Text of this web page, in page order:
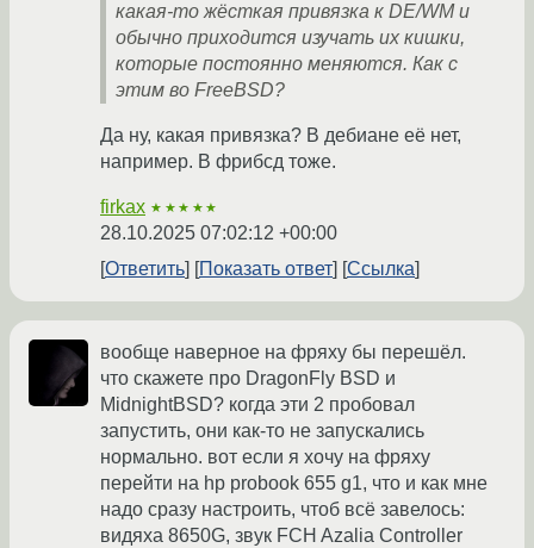
какая-то жёсткая привязка к DE/WM и
обычно приходится изучать их кишки,
которые постоянно меняются. Как с
этим во FreeBSD?
Да ну, какая привязка? В дебиане её нет,
например. В фрибсд тоже.
firkax ★★★★★
28.10.2025 07:02:12 +00:00
Ответить
Показать ответ Ссылка
вообще наверное на фряху бы перешёл.
что скажете про DragonFly BSD и
MidnightBSD? когда эти 2 пробовал
запустить, они как-то не запускались
нормально. вот если я хочу на фряху
перейти на hp probook 655 g1, что и как мне
надо сразу настроить, чтоб всё завелось:
видяха 8650G, звук FCH Azalia Controller